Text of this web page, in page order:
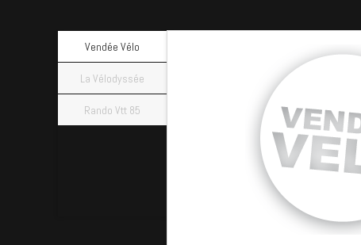
Vendée Vélo
La Vélodyssée
Rando Vtt 85